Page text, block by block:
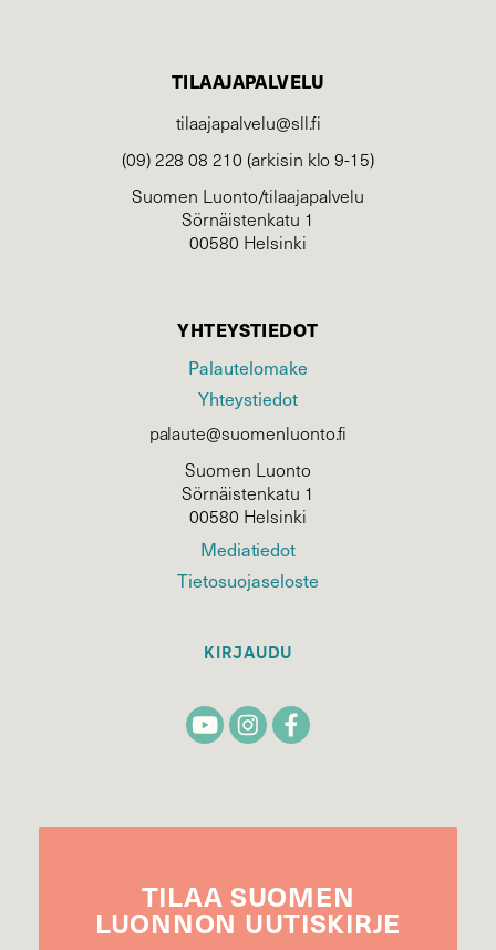
TILAAJAPALVELU
tilaajapalvelu@sll.fi
(09) 228 08 210 (arkisin klo 9-15)
Suomen Luonto/tilaajapalvelu
Sörnäistenkatu 1
00580 Helsinki
YHTEYSTIEDOT
Palautelomake
Yhteystiedot
palaute@suomenluonto.fi
Suomen Luonto
Sörnäistenkatu 1
00580 Helsinki
Mediatiedot
Tietosuojaseloste
KIRJAUDU
TILAA SUOMEN
LUONNON UUTIS­KIRJE